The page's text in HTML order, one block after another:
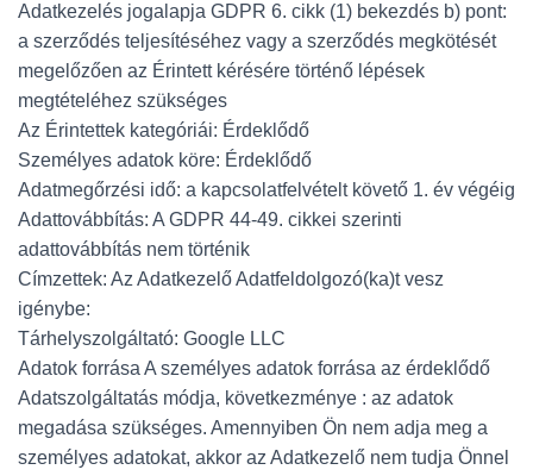
Adatkezelés jogalapja GDPR 6. cikk (1) bekezdés b) pont:
a szerződés teljesítéséhez vagy a szerződés megkötését
megelőzően az Érintett kérésére történő lépések
megtételéhez szükséges
Az Érintettek kategóriái: Érdeklődő
Személyes adatok köre: Érdeklődő
Adatmegőrzési idő: a kapcsolatfelvételt követő 1. év végéig
Adattovábbítás: A GDPR 44-49. cikkei szerinti
adattovábbítás nem történik
Címzettek: Az Adatkezelő Adatfeldolgozó(ka)t vesz
igénybe:
Tárhelyszolgáltató: Google LLC
Adatok forrása A személyes adatok forrása az érdeklődő
Adatszolgáltatás módja, következménye : az adatok
megadása szükséges. Amennyiben Ön nem adja meg a
személyes adatokat, akkor az Adatkezelő nem tudja Önnel